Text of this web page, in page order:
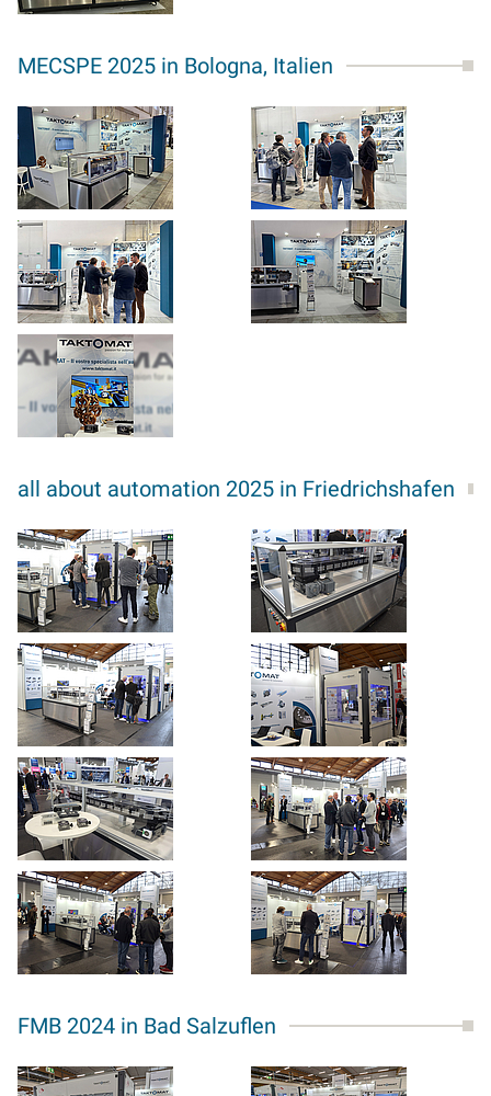
MECSPE 2025 in Bologna, Italien
all about automation 2025 in Friedrichshafen
FMB 2024 in Bad Salzuflen